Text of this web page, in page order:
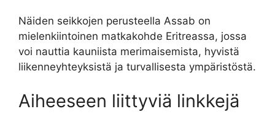
Näiden seikkojen perusteella Assab on
mielenkiintoinen matkakohde Eritreassa, jossa
voi nauttia kauniista merimaisemista, hyvistä
liikenneyhteyksistä ja turvallisesta ympäristöstä.
Aiheeseen liittyviä linkkejä